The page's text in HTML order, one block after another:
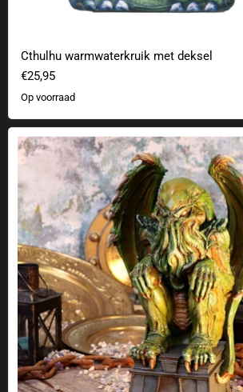
Cthulhu warmwaterkruik met deksel
€25,95
Op voorraad
Cthulhu standbeeld gebaseerd op het